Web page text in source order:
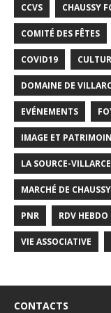
CCVS CHAUSSY
COMITÉ DES FÊTES
COVID19
DOMAINE DE
EVÉNEMENTS
IMAGE ET
LA SOURCE-
MARCHÉ DE CHAUSSY
PNR RDV HEBDO
VIE ASSOCIATIVE
CONTACTS